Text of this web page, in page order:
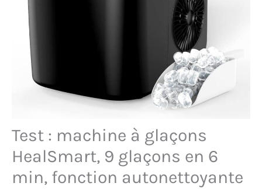
Test : machine à glaçons
HealSmart, 9 glaçons en 6
min, fonction autonettoyante